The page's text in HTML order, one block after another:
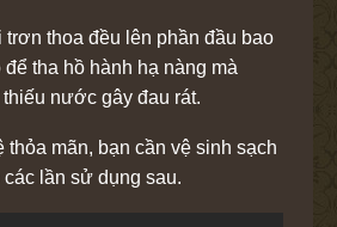
thoa đều lên phần đầu bao
tha hồ hành hạ nàng mà
thiếu nước gây đau rát.
thỏa mãn, bạn cần vệ sinh sạch
lần sử dụng sau.